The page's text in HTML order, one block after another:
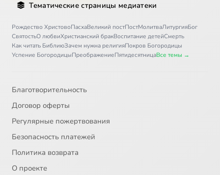
Тематические страницы медиатеки
Рождество ХристовоПасхаВеликий постПостМолитваЛитургияБог
СвятостьО любвиХристианский бракВоспитание детейСмерть
Как читать БиблиюЗачем нужна религияПокров Богородицы
Успение БогородицыПреображениеПятидесятницаВсе темы →
Благотворительность
Договор оферты
Регулярные пожертвования
Безопасность платежей
Политика возврата
О проекте